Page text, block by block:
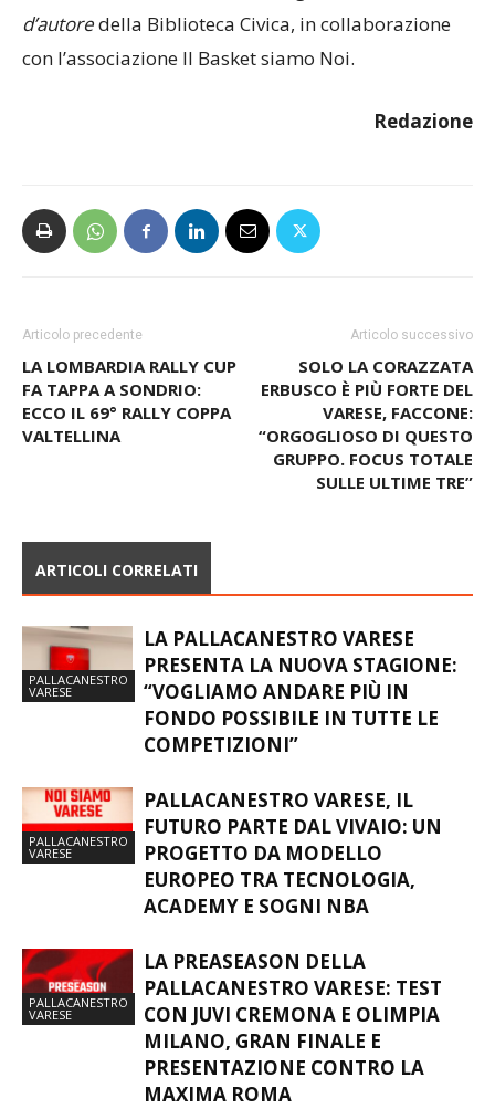
d’autoredella Biblioteca Civica, in collaborazione
con l’associazione Il Basket siamo Noi.
Redazione
Articolo precedente
LA LOMBARDIA RALLY CUP
FA TAPPA A SONDRIO:
ECCO IL 69° RALLY COPPA
VALTELLINA
Articolo successivo
SOLO LA CORAZZATA
ERBUSCO È PIÙ FORTE DEL
VARESE, FACCONE:
“ORGOGLIOSO DI QUESTO
GRUPPO. FOCUS TOTALE
SULLE ULTIME TRE”
ARTICOLI CORRELATI
PALLACANESTRO
VARESE
LA PALLACANESTRO VARESE
PRESENTA LA NUOVA STAGIONE:
“VOGLIAMO ANDARE PIÙ IN
FONDO POSSIBILE IN TUTTE LE
COMPETIZIONI”
PALLACANESTRO
VARESE
PALLACANESTRO VARESE, IL
FUTURO PARTE DAL VIVAIO: UN
PROGETTO DA MODELLO
EUROPEO TRA TECNOLOGIA,
ACADEMY E SOGNI NBA
PALLACANESTRO
VARESE
LA PREASEASON DELLA
PALLACANESTRO VARESE: TEST
CON JUVI CREMONA E OLIMPIA
MILANO, GRAN FINALE E
PRESENTAZIONE CONTRO LA
MAXIMA ROMA